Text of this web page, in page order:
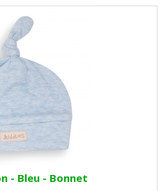
- Bleu - Bonnet